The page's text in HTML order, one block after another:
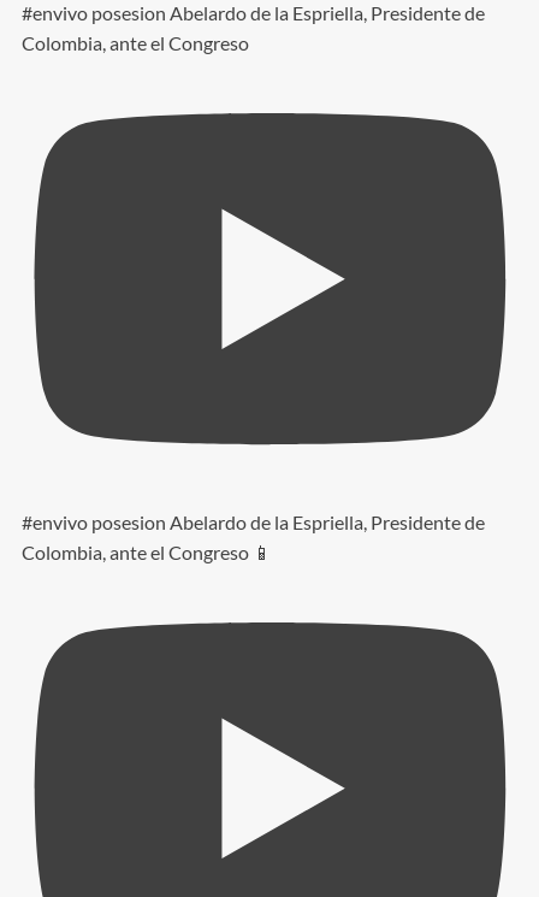
#envivo posesion Abelardo de la Espriella, Presidente de
Colombia, ante el Congreso
#envivo posesion Abelardo de la Espriella, Presidente de
Colombia, ante el Congreso 📱